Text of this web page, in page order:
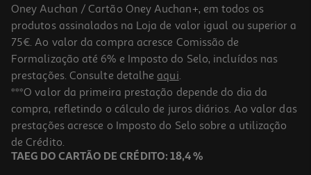
Oney Auchan / Cartão Oney Auchan+, em todos os
produtos assinalados na Loja de valor igual ou superior a
75€. Ao valor da compra acresce Comissão de
Formalização até 6% e Imposto do Selo, incluídos nas
prestações. Consulte detalhe aqui.
***O valor da primeira prestação depende do dia da
compra, refletindo o cálculo de juros diários. Ao valor das
prestações acresce o Imposto do Selo sobre a utilização
de Crédito.
TAEG DO CARTÃO DE CRÉDITO: 18,4 %